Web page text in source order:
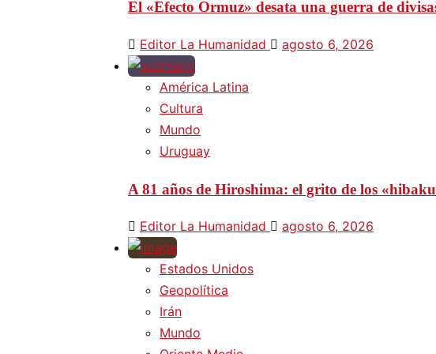
El «Efecto Ormuz» desata una guerra de
Editor La Humanidad agosto 6, 2026
América Latina
Cultura
Mundo
Uruguay
A 81 años de Hiroshima: el grito de los
Editor La Humanidad agosto 6, 2026
Estados Unidos
Geopolítica
Irán
Mundo